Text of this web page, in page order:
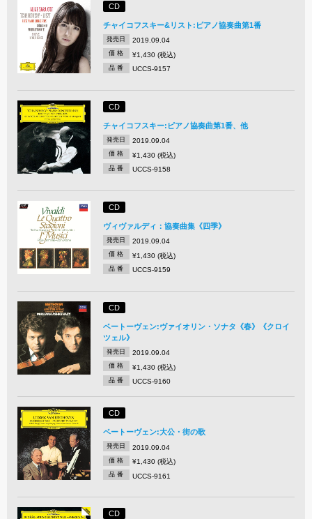
CD
チャイコフスキー&リスト:ピアノ協奏曲第1番
発売日 2019.09.04
価 格 ¥1,430 (税込)
品 番 UCCS-9157
CD
チャイコフスキー:ピアノ協奏曲第1番、他
発売日 2019.09.04
価 格 ¥1,430 (税込)
品 番 UCCS-9158
CD
ヴィヴァルディ：協奏曲集《四季》
発売日 2019.09.04
価 格 ¥1,430 (税込)
品 番 UCCS-9159
CD
ベートーヴェン:ヴァイオリン・ソナタ《春》《クロイ
ツェル》
発売日 2019.09.04
価 格 ¥1,430 (税込)
品 番 UCCS-9160
CD
ベートーヴェン:大公・街の歌
発売日 2019.09.04
価 格 ¥1,430 (税込)
品 番 UCCS-9161
CD